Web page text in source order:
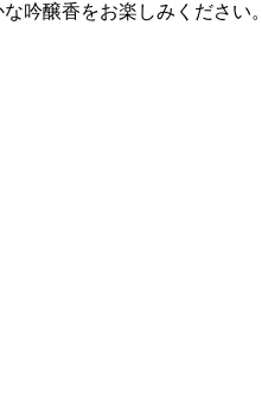
吟醸香をお楽しみください。